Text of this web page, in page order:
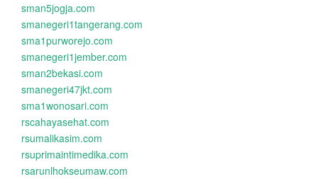
sman5jogja.com
smanegeri1tangerang.com
sma1purworejo.com
smanegeri1jember.com
sman2bekasi.com
smanegeri47jkt.com
sma1wonosari.com
rscahayasehat.com
rsumalikasim.com
rsuprimaintimedika.com
rsarunlhokseumaw.com